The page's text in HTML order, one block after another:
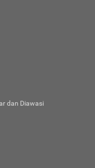
dan Diawasi